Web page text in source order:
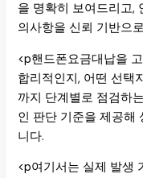
을 명확히 보여드리고,
의사항을 신뢰 기반으
<p핸드폰요금대납을
합리적인지, 어떤 선택
까지 단계별로 점검하
인 판단 기준을 제공해
니다.
<p여기서는 실제 발생